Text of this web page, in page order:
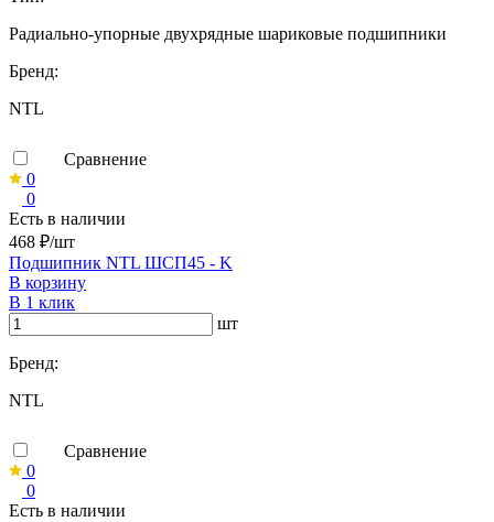
Радиально-упорные двухрядные шариковые подшипники
Бренд:
NTL
Сравнение
0
0
Есть в наличии
468 ₽/шт
Подшипник NTL ШСП45 - K
В корзину
В 1 клик
шт
Бренд:
NTL
Сравнение
0
0
Есть в наличии